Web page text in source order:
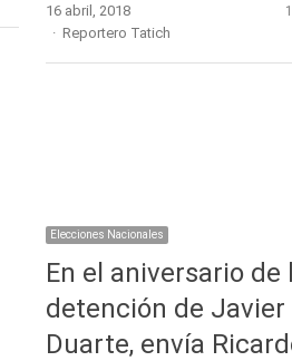
16 abril, 2018
Author
Reportero Tatich
Elecciones Nacionales
En el aniversario de
detención de Javier
Duarte, envía